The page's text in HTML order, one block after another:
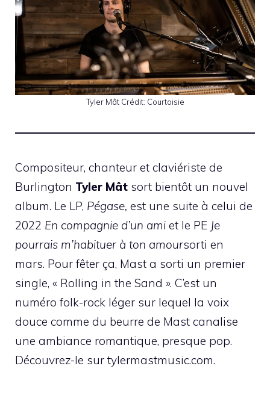
Tyler Mât Crédit: Courtoisie
Compositeur, chanteur et claviériste de
Burlington Tyler Mât sort bientôt un nouvel
album. Le LP, Pégase, est une suite à celui de
2022 En compagnie d’un ami et le PE Je
pourrais m’habituer à ton amoursorti en
mars. Pour fêter ça, Mast a sorti un premier
single, « Rolling in the Sand ». C’est un
numéro folk-rock léger sur lequel la voix
douce comme du beurre de Mast canalise
une ambiance romantique, presque pop.
Découvrez-le sur tylermastmusic.com.